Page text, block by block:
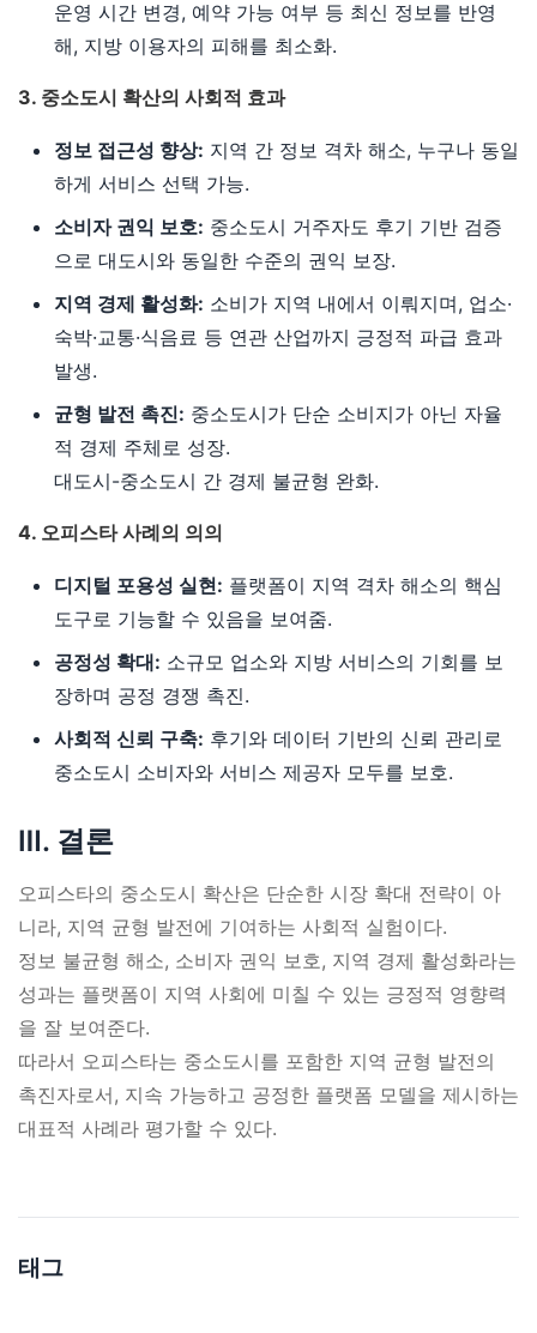
운영 시간 변경, 예약 가능 여부 등 최신 정보를 반영
해, 지방 이용자의 피해를 최소화.
3. 중소도시 확산의 사회적 효과
정보 접근성 향상: 지역 간 정보 격차 해소, 누구나 동일
하게 서비스 선택 가능.
소비자 권익 보호: 중소도시 거주자도 후기 기반 검증
으로 대도시와 동일한 수준의 권익 보장.
지역 경제 활성화: 소비가 지역 내에서 이뤄지며, 업소·
숙박·교통·식음료 등 연관 산업까지 긍정적 파급 효과
발생.
균형 발전 촉진: 중소도시가 단순 소비지가 아닌 자율
적 경제 주체로 성장.
대도시-중소도시 간 경제 불균형 완화.
4. 오피스타 사례의 의의
디지털 포용성 실현: 플랫폼이 지역 격차 해소의 핵심
도구로 기능할 수 있음을 보여줌.
공정성 확대: 소규모 업소와 지방 서비스의 기회를 보
장하며 공정 경쟁 촉진.
사회적 신뢰 구축: 후기와 데이터 기반의 신뢰 관리로
중소도시 소비자와 서비스 제공자 모두를 보호.
Ⅲ. 결론
오피스타의 중소도시 확산은 단순한 시장 확대 전략이 아
니라, 지역 균형 발전에 기여하는 사회적 실험이다.
정보 불균형 해소, 소비자 권익 보호, 지역 경제 활성화라는
성과는 플랫폼이 지역 사회에 미칠 수 있는 긍정적 영향력
을 잘 보여준다.
따라서 오피스타는 중소도시를 포함한 지역 균형 발전의
촉진자로서, 지속 가능하고 공정한 플랫폼 모델을 제시하는
대표적 사례라 평가할 수 있다.
태그